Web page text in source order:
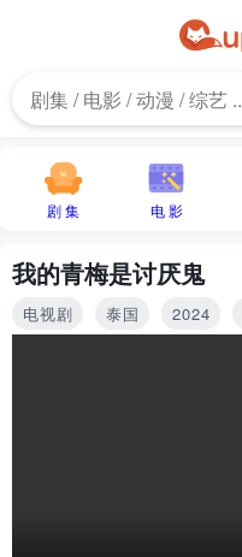
剧 集 电 影
我的青梅是讨厌鬼
电视剧 泰国 2024